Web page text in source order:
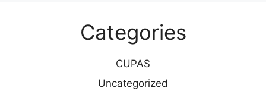
Categories
CUPAS
Uncategorized